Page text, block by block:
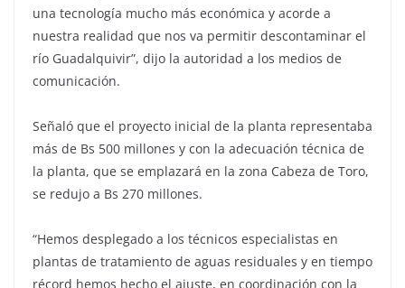
una tecnología mucho más económica y acorde a
nuestra realidad que nos va permitir descontaminar el
río Guadalquivir”, dijo la autoridad a los medios de
comunicación.
Señaló que el proyecto inicial de la planta representaba
más de Bs 500 millones y con la adecuación técnica de
la planta, que se emplazará en la zona Cabeza de Toro,
se redujo a Bs 270 millones.
“Hemos desplegado a los técnicos especialistas en
plantas de tratamiento de aguas residuales y en tiempo
récord hemos hecho el ajuste, en coordinación con la